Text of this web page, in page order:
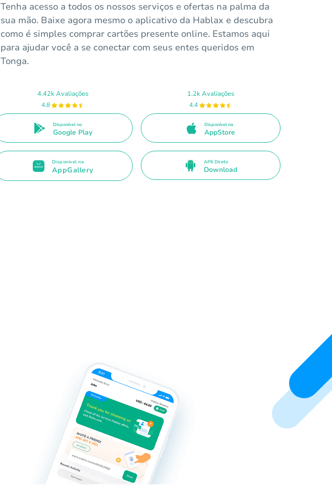
Tenha acesso a todos os nossos serviços e ofertas na palma da
sua mão. Baixe agora mesmo o aplicativo da Hablax e descubra
como é simples comprar cartões presente online. Estamos aqui
para ajudar você a se conectar com seus entes queridos em
Tonga.
4.42k Avaliações
4.8
Disponível no
Google Play
1.2k Avaliações
4.4
Disponível na
AppStore
Disponível na
AppGallery
APK Direto
Download